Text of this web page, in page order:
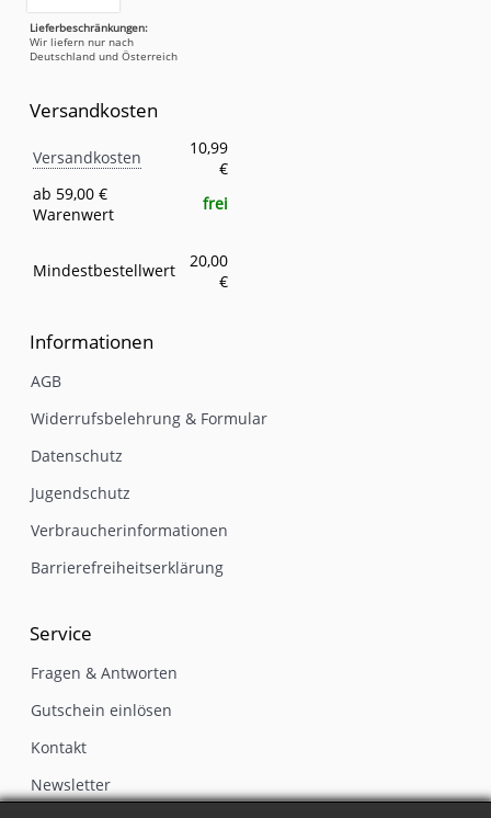
Lieferbeschränkungen:
Wir liefern nur nach
Deutschland und Österreich
Versandkosten
Eigenschaft
Versandkosten
10,99
€
ab 59,00 €
Warenwert
frei
Mindestbestellwert
20,00
€
Informationen
AGB
Widerrufsbelehrung & Formular
Datenschutz
Jugendschutz
Verbraucherinformationen
Barrierefreiheitserklärung
Service
Fragen & Antworten
Gutschein einlösen
Kontakt
Newsletter